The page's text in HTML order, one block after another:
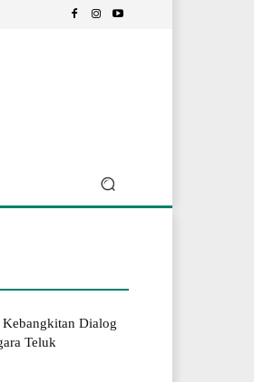
Kebangkitan Dialog
Teluk